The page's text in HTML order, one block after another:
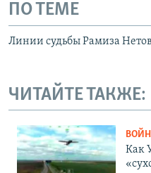
ПО ТЕМЕ
Линии судьбы Рамиза
ЧИТАЙТЕ ТАКЖЕ:
Как